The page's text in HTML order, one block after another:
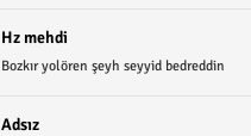
Hz mehdi
Bozkır yolören şeyh seyyid bedreddin
Adsız